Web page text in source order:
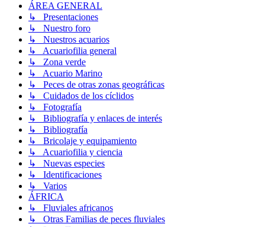
ÁREA GENERAL
↳ Presentaciones
↳ Nuestro foro
↳ Nuestros acuarios
↳ Acuariofilia general
↳ Zona verde
↳ Acuario Marino
↳ Peces de otras zonas geográficas
↳ Cuidados de los cíclidos
↳ Fotografía
↳ Bibliografía y enlaces de interés
↳ Bibliografía
↳ Bricolaje y equipamiento
↳ Acuariofilia y ciencia
↳ Nuevas especies
↳ Identificaciones
↳ Varios
ÁFRICA
↳ Fluviales africanos
↳ Otras Familias de peces fluviales